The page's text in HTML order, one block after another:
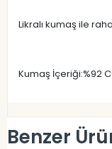
Likralı kumaş ile
Kumaş İçeriği:%92
Benzer